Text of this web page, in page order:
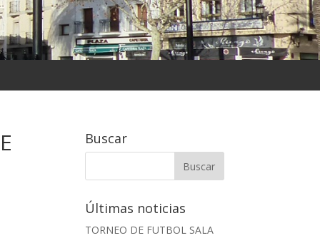
Buscar
Últimas noticias
TORNEO DE FUTBOL SALA